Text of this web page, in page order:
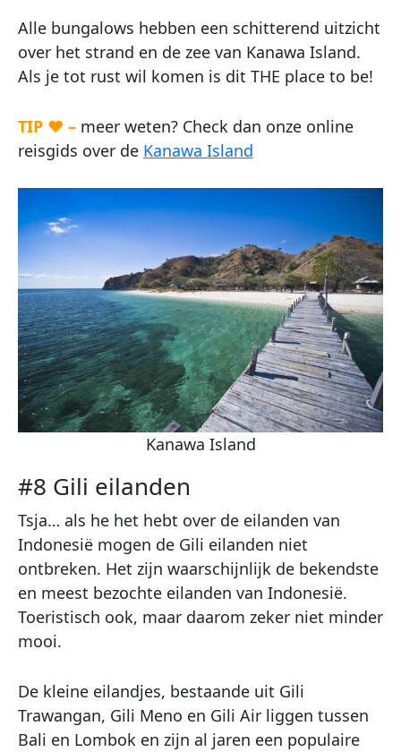
Alle bungalows hebben een schitterend uitzicht
over het strand en de zee van Kanawa Island.
Als je tot rust wil komen is dit THE place to be!
TIP ♥ – meer weten? Check dan onze online
reisgids over de Kanawa Island
Kanawa Island
#8 Gili eilanden
Tsja… als he het hebt over de eilanden van
Indonesië mogen de Gili eilanden niet
ontbreken. Het zijn waarschijnlijk de bekendste
en meest bezochte eilanden van Indonesië.
Toeristisch ook, maar daarom zeker niet minder
mooi.
De kleine eilandjes, bestaande uit Gili
Trawangan, Gili Meno en Gili Air liggen tussen
Bali en Lombok en zijn al jaren een populaire